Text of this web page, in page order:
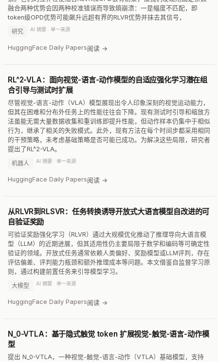
融合两种优势会因两种校准错误而导致熵崩溃：一是幅度不匹配，即
token级OPD优势可能飙升远超有界的RLVR优势并抹去其信号，
研究
AI 摘要 · 单一来源
HuggingFace Daily Papers阅读 →
RL^2-VLA：面向视觉-语言-动作模型的自适应强化学习潜在组
合引导与测试时扩展
尽管视觉-语言-动作（VLA）模型展现出令人印象深刻的视觉运动能力，
但其在困难和分布外任务上的性能往往会下降。现有测试时引导和缩放方
法虽能无需大量数据收集和重训练即提升性能，但动作样本仍集中于相似
行为，继承了相关的失败模式。此外，现有方法在每个时间步都采用相同
的干预策略，未考虑基础策略是否可能已成功。为解决这些局限，研究者
提出了RL^2-VLA。
机器人
AI 摘要 · 单一来源
HuggingFace Daily Papers阅读 →
从RLVR到RLSVR：任务转换诱导开放式大语言模型自改进的可
自验证奖励
可验证奖励强化学习（RLVR）通过大规模优化推动了推理导向大语言模
型（LLM）的近期进展，但其适用性仍主要局限于数学和编码等可确定性
验证的领域。开放式任务通常依赖人类偏好、奖励模型或LLM评判，存在
评估偏差、评判能力瓶颈和额外推理成本等问题。本文借鉴自监督学习原
则，通过构建前置任务来引导模型学习。
大模型
AI 摘要 · 单一来源
HuggingFace Daily Papers阅读 →
N_0-VTLA：基于隐式触觉 token 扩展视觉-触觉-语言-动作模
型
提出 N_0-VTLA，一种视觉-触觉-语言-动作（VTLA）基础模型，支持